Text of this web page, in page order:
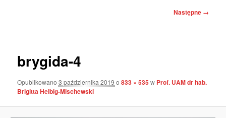
Następne →
brygida-4
Opublikowano3 października 2019 o833 × 535w Prof. UAM dr hab.
Brigitta Helbig-Mischewski